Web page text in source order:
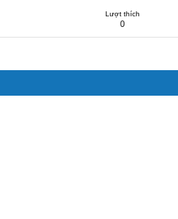
Lượt thích
0